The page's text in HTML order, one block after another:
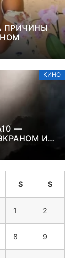
ПРИЧИНЫ
КИНО
—
И
S S
1 2
8 9